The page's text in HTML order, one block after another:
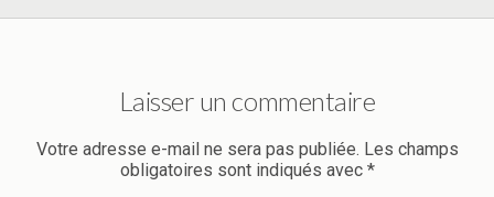
Laisser un commentaire
Votre adresse e-mail ne sera pas publiée. Les champs
obligatoires sont indiqués avec *